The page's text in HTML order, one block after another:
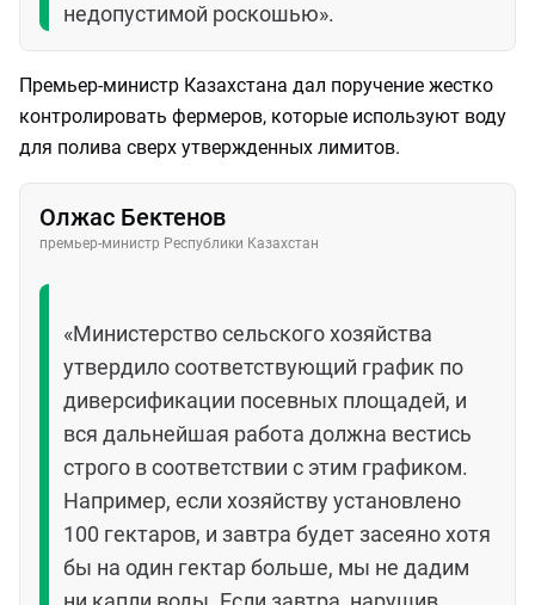
недопустимой роскошью».
Премьер-министр Казахстана дал поручение жестко
контролировать фермеров, которые используют воду
для полива сверх утвержденных лимитов.
Олжас Бектенов
премьер-министр Республики Казахстан
«Министерство сельского хозяйства
утвердило соответствующий график по
диверсификации посевных площадей, и
вся дальнейшая работа должна вестись
строго в соответствии с этим графиком.
Например, если хозяйству установлено
100 гектаров, и завтра будет засеяно хотя
бы на один гектар больше, мы не дадим